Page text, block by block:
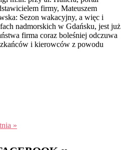
firmy, Mateuszem
Sezon wakacyjny, a więc i
nadmorskich w Gdańsku, jest już
firma coraz boleśniej odczuwa
i kierowców z powodu
»